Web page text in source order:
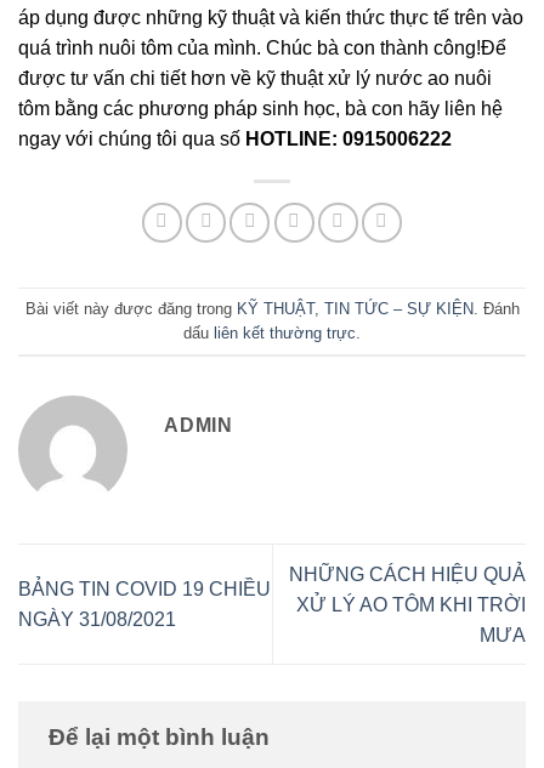
áp dụng được những kỹ thuật và kiến thức thực tế trên vào
quá trình nuôi tôm của mình. Chúc bà con thành công!Để
được tư vấn chi tiết hơn về kỹ thuật xử lý nước ao nuôi
tôm bằng các phương pháp sinh học, bà con hãy liên hệ
ngay với chúng tôi qua số HOTLINE: 0915006222
Bài viết này được đăng trong KỸ THUẬT, TIN TỨC – SỰ KIỆN. Đánh
dấu liên kết thường trực
ADMIN
BẢNG TIN COVID 19 CHIỀU
NGÀY 31/08/2021
NHỮNG CÁCH HIỆU QUẢ
XỬ LÝ AO TÔM KHI TRỜI
MƯA
Để lại một bình luận